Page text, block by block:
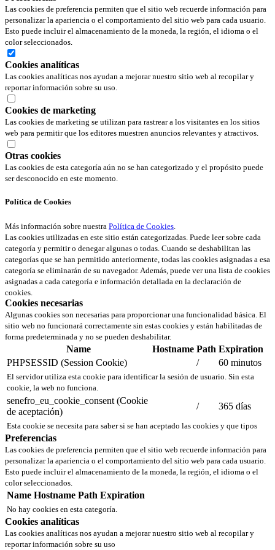
Las cookies de preferencia permiten que el sitio web recuerde información para
personalizar la apariencia o el comportamiento del sitio web para cada usuario.
Esto puede incluir el almacenamiento de la moneda, la región, el idioma o el
color seleccionados.
Cookies analíticas
Las cookies analíticas nos ayudan a mejorar nuestro sitio web al recopilar y
reportar información sobre su uso.
Cookies de marketing
Las cookies de marketing se utilizan para rastrear a los visitantes en los sitios
web para permitir que los editores muestren anuncios relevantes y atractivos.
Otras cookies
Las cookies de esta categoría aún no se han categorizado y el propósito puede
ser desconocido en este momento.
Política de Cookies
Más información sobre nuestra Política de Cookies.
Las cookies utilizadas en este sitio están categorizadas. Puede leer sobre cada
categoría y permitir o denegar algunas o todas. Cuando se deshabilitan las
categorías que se han permitido anteriormente, todas las cookies asignadas a esa
categoría se eliminarán de su navegador. Además, puede ver una lista de cookies
asignadas a cada categoría e información detallada en la declaración de
cookies.
Cookies necesarias
Algunas cookies son necesarias para proporcionar una funcionalidad básica. El
sitio web no funcionará correctamente sin estas cookies y están habilitadas de
forma predeterminada y no se pueden deshabilitar.
Name Hostname Path Expiration
PHPSESSID (Session Cookie)
/ 60 minutos
El servidor utiliza esta cookie para identificar la sesión de usuario. Sin esta
cookie, la web no funciona.
senefro_eu_cookie_consent (Cookie
de aceptación)
/ 365 días
Esta cookie se necesita para saber si se han aceptado las cookies y que tipos
Preferencias
Las cookies de preferencia permiten que el sitio web recuerde información para
personalizar la apariencia o el comportamiento del sitio web para cada usuario.
Esto puede incluir el almacenamiento de la moneda, la región, el idioma o el
color seleccionados.
Name Hostname Path Expiration
No hay cookies en esta categoría.
Cookies analíticas
Las cookies analíticas nos ayudan a mejorar nuestro sitio web al recopilar y
reportar información sobre su uso